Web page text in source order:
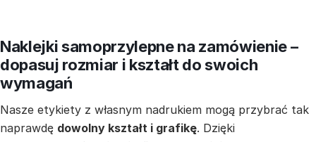
Naklejki samoprzylepne na zamówienie –
dopasuj rozmiar i kształt do swoich
wymagań
Nasze etykiety z własnym nadrukiem mogą przybrać tak
naprawdę dowolny kształt i grafikę. Dzięki